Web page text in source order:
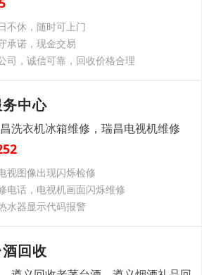
不休，随时可上门
承诺，现金交易
司，诚信可靠，回收价格合理
中心
洗衣机冰箱维修，瑞昌电视机维修
视图像出现闪烁检修
电话，电视机画面闪烁维修
水器显示代码报警
回收